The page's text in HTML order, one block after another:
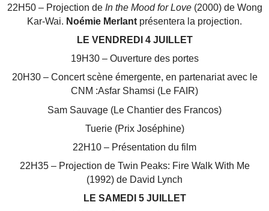
22H50 – Projection de In the Mood for Love(2000) de Wong
Kar-Wai. Noémie Merlant présentera la projection.
LE VENDREDI 4 JUILLET
19H30 – Ouverture des portes
20H30 – Concert scène émergente, en partenariat avec le
CNM :Asfar Shamsi (Le FAIR)
Sam Sauvage (Le Chantier des Francos)
Tuerie (Prix Joséphine)
22H10 – Présentation du film
22H35 – Projection de Twin Peaks: Fire Walk With Me
(1992) de David Lynch
LE SAMEDI 5 JUILLET